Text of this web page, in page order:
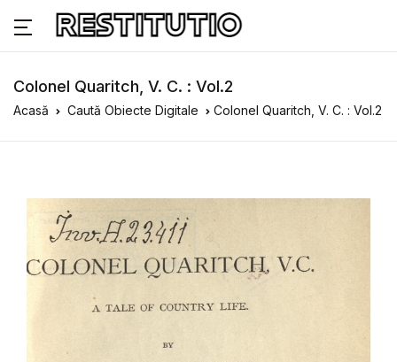
Colonel Quaritch, V. C. : Vol.2
Acasă Caută Obiecte Digitale Colonel Quaritch, V. C. : Vol.2